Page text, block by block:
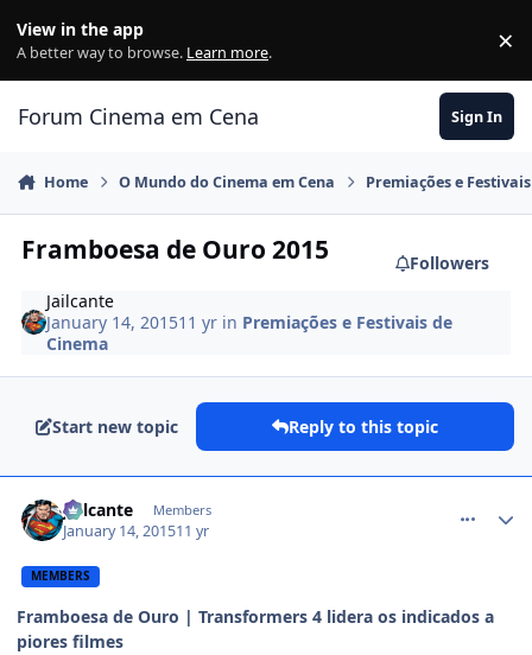
View in the app
A better way to browse. Learn more. ×
Forum Cinema em Cena Sign In
Home O Mundo do Cinema em Cena Premiações e
Framboesa de Ouro 2015
Followers
Jailcante
January 14, 201511 yr in Premiações e Festivais de
Cinema
Start new topic Reply to this topic
Jailcante Members
January 14, 201511 yr
MEMBERS
Framboesa de Ouro | Transformers 4 lidera os indicados a
piores filmes